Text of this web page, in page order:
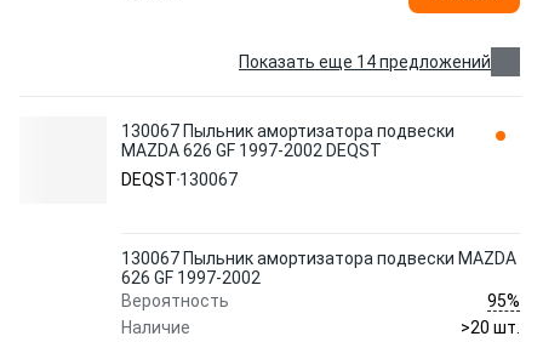
Показать еще 14 предложений
130067 Пыльник амортизатора подвески
MAZDA 626 GF 1997-2002 DEQST
DEQST 130067
130067 Пыльник амортизатора подвески MAZDA
626 GF 1997-2002
Вероятность
95%
Наличие
>20 шт.